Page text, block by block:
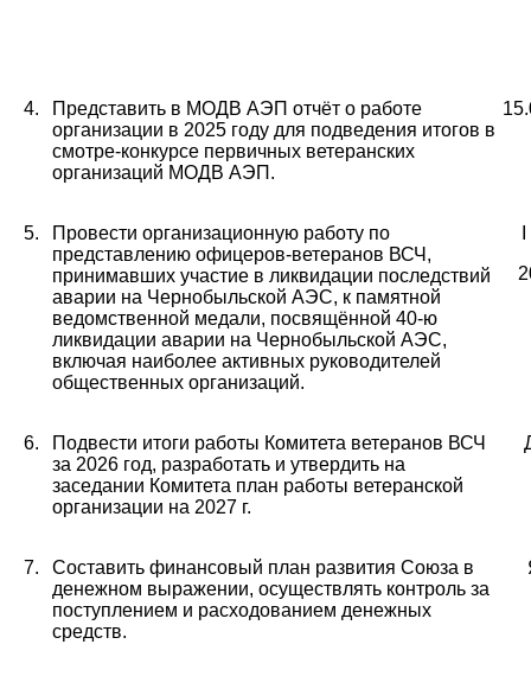
4.
Представить в МОДВ АЭП отчёт о работе
организации в 2025 году для подведения итогов в
смотре-конкурсе первичных ветеранских
организаций МОДВ АЭП.
5.
Провести организационную работу по
представлению офицеров-ветеранов ВСЧ,
принимавших участие в ликвидации последствий
аварии на Чернобыльской АЭС, к памятной
ведомственной медали, посвящённой 40-ю
ликвидации аварии на Чернобыльской АЭС,
включая наиболее активных руководителей
общественных организаций.
2
6.
Подвести итоги работы Комитета ветеранов ВСЧ
за 2026 год, разработать и утвердить на
заседании Комитета план работы ветеранской
организации на 2027 г.
7.
Составить финансовый план развития Союза в
денежном выражении, осуществлять контроль за
поступлением и расходованием денежных
средств.